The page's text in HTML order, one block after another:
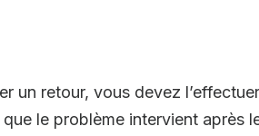
un retour, vous devez
le problème intervient après